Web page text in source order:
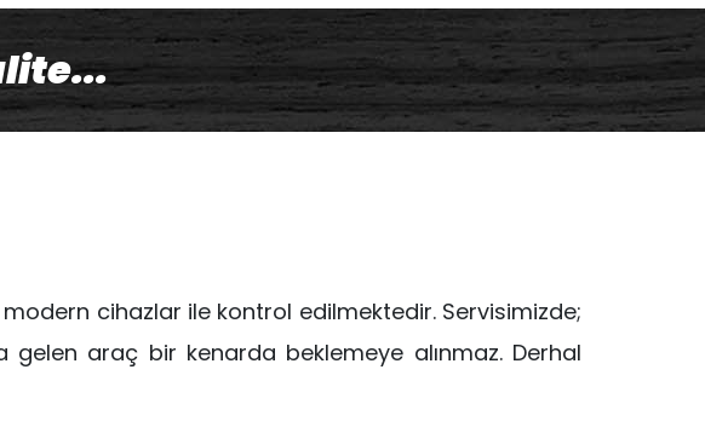
cihazlar ile kontrol edilmektedir. Servisimizde;
gelen araç bir kenarda beklemeye alınmaz. Derhal